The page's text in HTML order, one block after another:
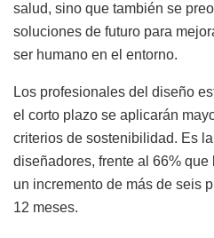
salud, sino que también se
soluciones de futuro para
ser humano en el entorno.
Los profesionales del diseño
el corto plazo se aplicarán
criterios de sostenibilidad. Es
diseñadores, frente al 66%
un incremento de más de seis
12 meses.